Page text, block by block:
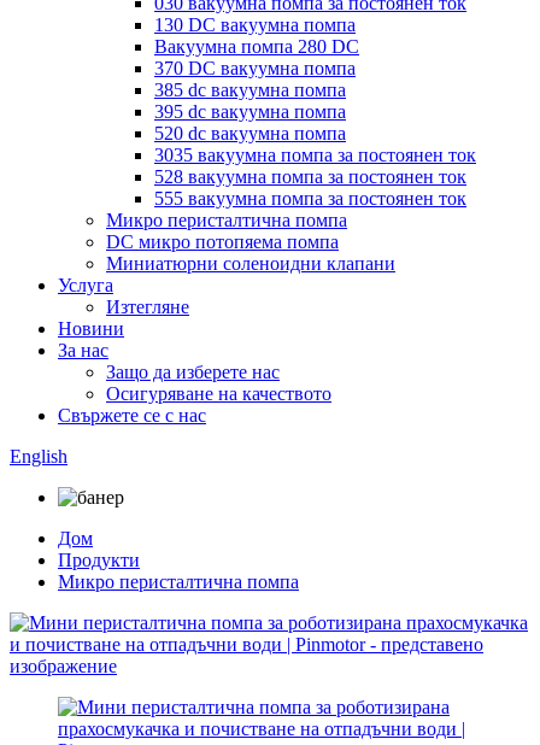
130 DC вакуумна помпа
Вакуумна помпа 280 DC
370 DC вакуумна помпа
385 dc вакуумна помпа
395 dc вакуумна помпа
520 dc вакуумна помпа
3035 вакуумна помпа за постоянен ток
528 вакуумна помпа за постоянен ток
555 вакуумна помпа за постоянен ток
Микро перисталтична помпа
DC микро потопяема помпа
Миниатюрни соленоидни клапани
Услуга
Изтегляне
Новини
За нас
Защо да изберете нас
Осигуряване на качеството
Свържете се с нас
English
Дом
Продукти
Микро перисталтична помпа